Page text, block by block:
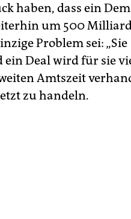
haben, dass ein
um 500
Problem sei: „Sie
ein Deal wird für sie
Amtszeit
zu handeln.